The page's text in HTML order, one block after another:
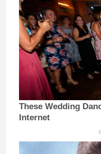
These Wedding
Internet